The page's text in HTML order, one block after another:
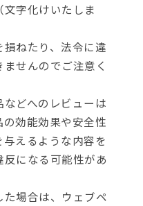
字化けいたしま
ねたり、法令に違
せんのでご注意く
どへのレビューは
効能効果や安全性
えるような内容を
になる可能性があ
場合は、ウェブペ